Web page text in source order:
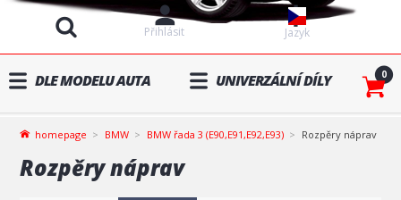
Jazyk
Přihlásit
DLE MODELU AUTA UNIVERZÁLNÍ DÍLY 0
homepage BMW BMW řada 3 (E90,E91,E92,E93) Rozpěry náprav
Rozpěry náprav